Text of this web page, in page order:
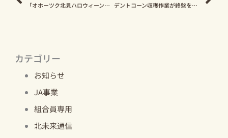
カテゴリー
お知らせ
JA事業
組合員専用
北未来通信
「オホーツク北見ハロウィーンフェスティバル2019」10/25～27に開催！ デントコーン収穫作業が終盤を迎えています！